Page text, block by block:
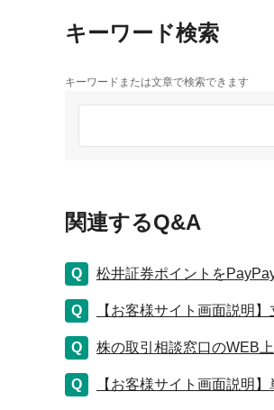
キーワード検索
キーワードまたは文章で検索できます
関連するQ&A
松井証券ポイントを
【お客様サイト画面説明
株の取引相談窓口のWEB
【お客様サイト画面説明